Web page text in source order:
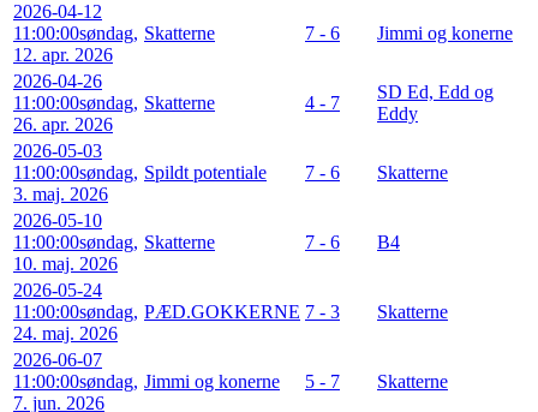
2026-04-12
11:00:00søndag,
12. apr. 2026
Skatterne 7 - 6 Jimmi og konerne
2026-04-26
11:00:00søndag,
26. apr. 2026
Skatterne 4 - 7
SD Ed, Edd og
Eddy
2026-05-03
11:00:00søndag,
3. maj. 2026
Spildt potentiale 7 - 6 Skatterne
2026-05-10
11:00:00søndag,
10. maj. 2026
Skatterne 7 - 6 B4
2026-05-24
11:00:00søndag,
24. maj. 2026
PÆD.GOKKERNE 7 - 3 Skatterne
2026-06-07
11:00:00søndag,
7. jun. 2026
Jimmi og konerne 5 - 7 Skatterne